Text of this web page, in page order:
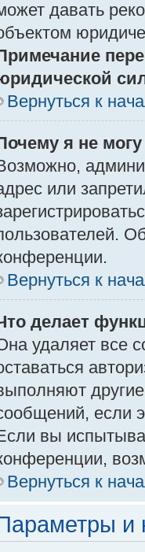
давать
Вернуться к
я не
или
Вернуться к
делает
удаляет все
если
вы
Вернуться к
и